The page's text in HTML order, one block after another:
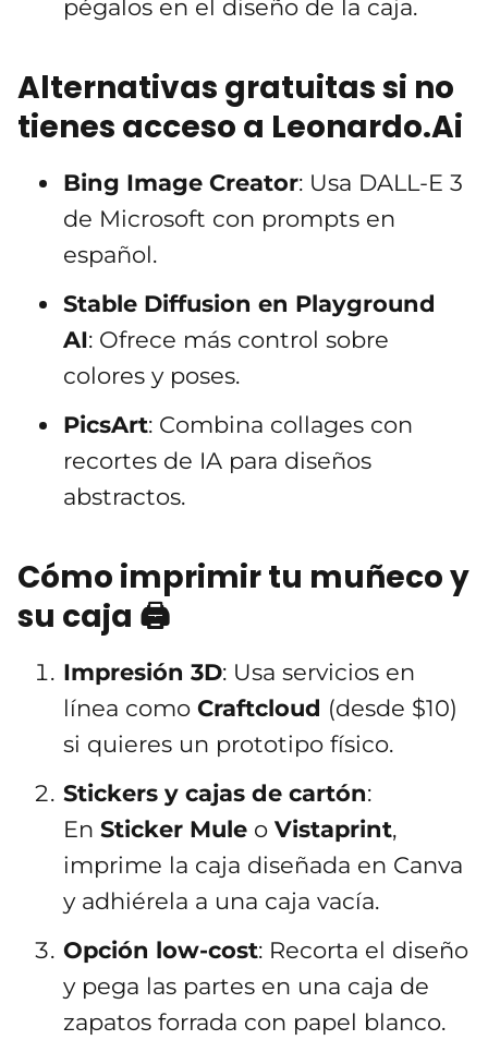
pégalos en el diseño de la caja.
Alternativas gratuitas si no
tienes acceso a Leonardo.Ai
Bing Image Creator: Usa DALL-E 3
de Microsoft con prompts en
español.
Stable Diffusion en Playground
AI: Ofrece más control sobre
colores y poses.
PicsArt: Combina collages con
recortes de IA para diseños
abstractos.
Cómo imprimir tu muñeco y
su caja 🖨️
Impresión 3D: Usa servicios en
línea como Craftcloud (desde $10)
si quieres un prototipo físico.
Stickers y cajas de cartón:
En Sticker Mule o Vistaprint,
imprime la caja diseñada en Canva
y adhiérela a una caja vacía.
Opción low-cost: Recorta el diseño
y pega las partes en una caja de
zapatos forrada con papel blanco.